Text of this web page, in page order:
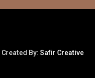
Created By: Safir Creative